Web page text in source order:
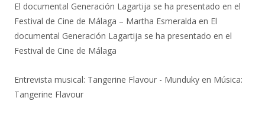
El documental Generación Lagartija se ha presentado en el
Festival de Cine de Málaga – Martha Esmeralda en El
documental Generación Lagartija se ha presentado en el
Festival de Cine de Málaga
Entrevista musical: Tangerine Flavour - Munduky en Música:
Tangerine Flavour